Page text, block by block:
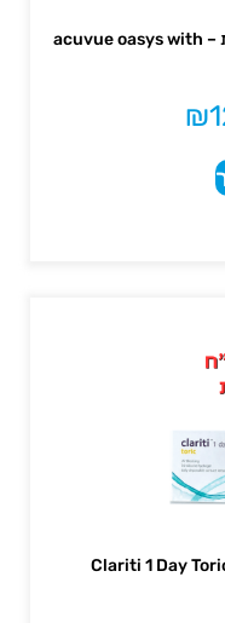
עדשות מגע דו שבועיות בעסקה שנתית – acuvue oasys with
₪